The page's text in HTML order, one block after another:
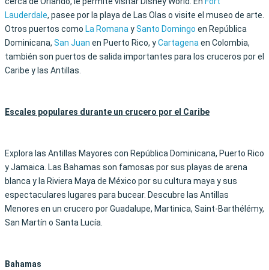
Lauderdale, pasee por la playa de Las Olas o visite el museo de arte.
Otros puertos como La RomanaySanto Domingo en República
Dominicana, San Juan en Puerto Rico, yCartagenaen Colombia,
también son puertos de salida importantes para los cruceros por el
Caribe y las Antillas.
Escales populares durante un crucero por el Caribe
Explora las Antillas Mayores con República Dominicana, Puerto Rico
y Jamaica. Las Bahamas son famosas por sus playas de arena
blanca y la Riviera Maya de México por su cultura maya y sus
espectaculares lugares para bucear. Descubre las Antillas
Menores en un crucero por Guadalupe, Martinica, Saint-Barthélémy,
San Martín o Santa Lucía.
Bahamas